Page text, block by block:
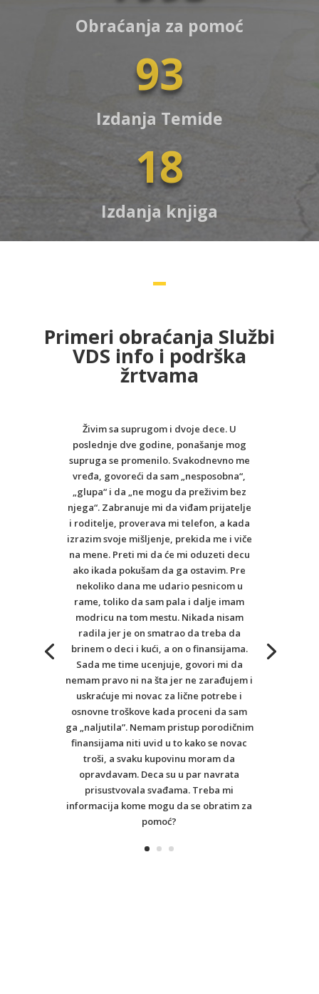
Obraćanja za pomoć
93
Izdanja Temide
18
Izdanja knjiga
Primeri obraćanja Službi
VDS info i podrška
žrtvama
Živim sa suprugom i dvoje dece. U
poslednje dve godine, ponašanje mog
supruga se promenilo. Svakodnevno me
vređa, govoreći da sam „nesposobna“,
„glupa“ i da „ne mogu da preživim bez
njega“. Zabranuje mi da viđam prijatelje
i roditelje, proverava mi telefon, a kada
izrazim svoje mišljenje, prekida me i viče
na mene. Preti mi da će mi oduzeti decu
ako ikada pokušam da ga ostavim. Pre
nekoliko dana me udario pesnicom u
rame, toliko da sam pala i dalje imam
modricu na tom mestu. Nikada nisam
radila jer je on smatrao da treba da
brinem o deci i kući, a on o finansijama.
Sada me time ucenjuje, govori mi da
nemam pravo ni na šta jer ne zarađujem i
uskraćuje mi novac za lične potrebe i
osnovne troškove kada proceni da sam
ga „naljutila”. Nemam pristup porodičnim
finansijama niti uvid u to kako se novac
troši, a svaku kupovinu moram da
opravdavam. Deca su u par navrata
prisustvovala svađama. Treba mi
informacija kome mogu da se obratim za
pomoć?